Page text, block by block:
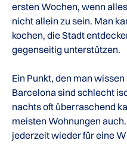
ersten Wochen, wenn
nicht allein zu sein. Man
kochen, die Stadt
gegenseitig unterstützen.
Ein Punkt, den man
Barcelona sind schlecht
nachts oft überraschend
meisten Wohnungen
jederzeit wieder für eine